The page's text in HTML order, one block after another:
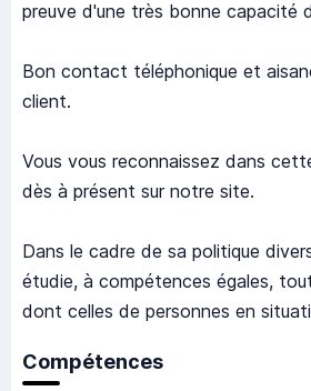
preuve d'une très bonne capacité
Bon contact téléphonique et
client.
Vous vous reconnaissez dans
dès à présent sur notre site.
Dans le cadre de sa politique
étudie, à compétences égales,
dont celles de personnes en
Compétences